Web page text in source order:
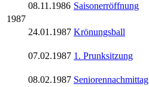
08.11.1986 Saisonerröffnung
1987
24.01.1987 Krönungsball
07.02.1987 1. Prunksitzung
08.02.1987 Seniorennachmittag